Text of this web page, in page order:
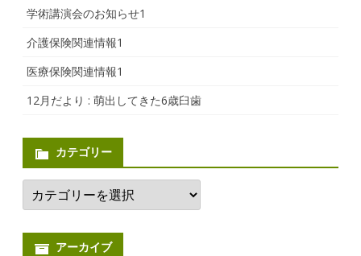
学術講演会のお知らせ1
介護保険関連情報1
医療保険関連情報1
12月だより : 萌出してきた6歳臼歯
カテゴリー
カ
テ
ゴ
ー
アーカイブ